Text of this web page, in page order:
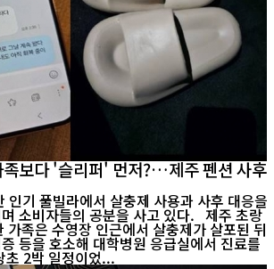
보다 '슬리퍼' 먼저?…제주 펜션 사후
인기 풀빌라에서 살충제 사용과 사후 대응을
소비자들의 공분을 사고 있다. 제주 초랑
가족은 수영장 인근에서 살충제가 살포된 뒤
등을 호소해 대학병원 응급실에서 진료를
초 2박 일정이었...